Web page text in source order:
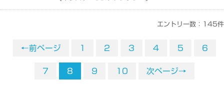
エントリー数：145件
←前ページ 1 2 3 4 5 6
7 8 9 10 次ページ→